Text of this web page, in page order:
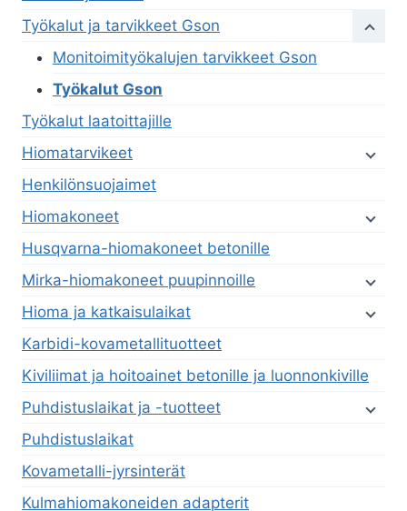
Työkalut ja tarvikkeet Gson
Monitoimityökalujen tarvikkeet Gson
Työkalut Gson
Työkalut laatoittajille
Hiomatarvikeet
Henkilönsuojaimet
Hiomakoneet
Husqvarna-hiomakoneet betonille
Mirka-hiomakoneet puupinnoille
Hioma ja katkaisulaikat
Karbidi-kovametallituotteet
Kiviliimat ja hoitoainet betonille ja luonnonkiville
Puhdistuslaikat ja -tuotteet
Puhdistuslaikat
Kovametalli-jyrsinterät
Kulmahiomakoneiden adapterit